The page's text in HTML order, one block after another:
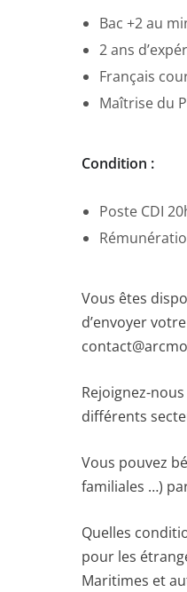
Bac +2 au
2 ans
Français
Maîtrise du
Condition :
Poste CDI
Vous êtes
d’envoyer
Rejoignez-
différents
Vous pouvez
familiales …)
Quelles
pour les
Maritimes et